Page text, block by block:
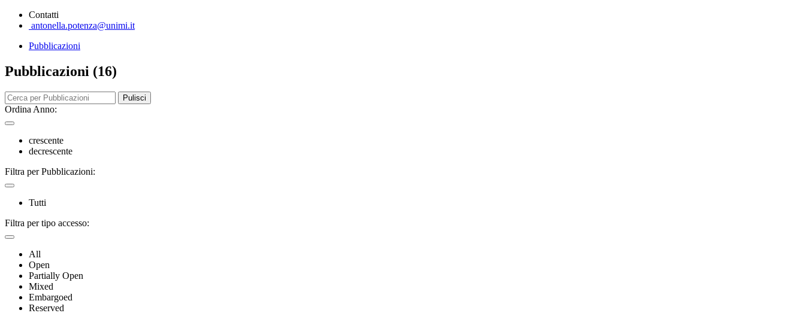
Contatti
antonella.potenza@unimi.it
Pubblicazioni
Pubblicazioni (16)
Pulisci
Ordina Anno:
crescente
decrescente
Filtra per Pubblicazioni:
Tutti
Filtra per tipo accesso:
All
Open
Partially Open
Mixed
Embargoed
Reserved